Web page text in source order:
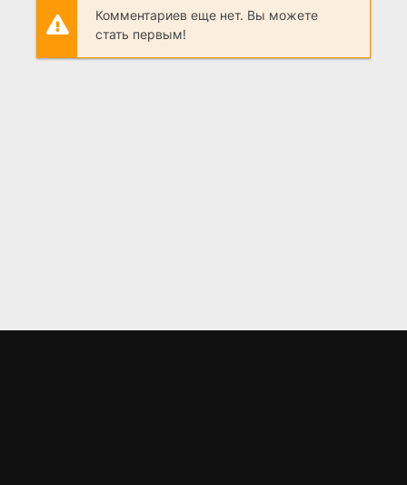
Комментариев еще нет. Вы можете
стать первым!